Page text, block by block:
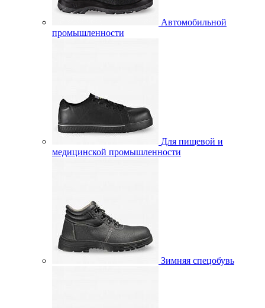
Автомобильной
промышленности
Для пищевой и
медицинской промышленности
Зимняя спецобувь